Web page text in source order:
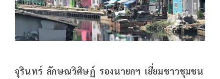
จุรินทร์ ลักษณวิศิษฏ์ รองนายกฯ เยี่ยมชาวชุมชน